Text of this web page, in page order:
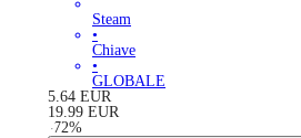
Steam
•
Chiave
•
GLOBALE
5.64 EUR
19.99 EUR
-72%